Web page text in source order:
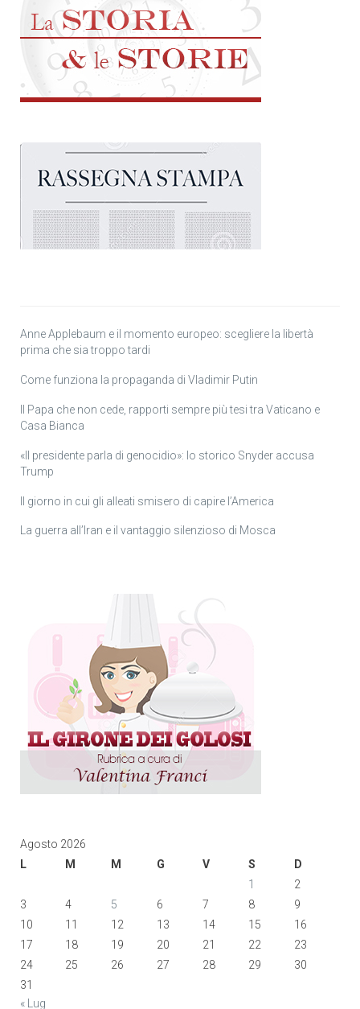
Anne Applebaum e il momento europeo: scegliere la libertà
prima che sia troppo tardi
Come funziona la propaganda di Vladimir Putin
Il Papa che non cede, rapporti sempre più tesi tra Vaticano e
Casa Bianca
«Il presidente parla di genocidio»: lo storico Snyder accusa
Trump
Il giorno in cui gli alleati smisero di capire l’America
La guerra all’Iran e il vantaggio silenzioso di Mosca
Agosto 2026
L
M M G V S
D
1
2
3
4 5 6 7 8
9
10
11 12 13 14 15
16
17
18 19 20 21 22
23
24
25 26 27 28 29
30
31
« Lug